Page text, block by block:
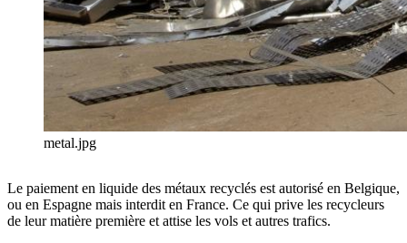
metal.jpg
Le paiement en liquide des métaux recyclés est autorisé en Belgique,
ou en Espagne mais interdit en France. Ce qui prive les recycleurs
de leur matière première et attise les vols et autres trafics.